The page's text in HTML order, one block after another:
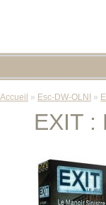
Accueil » Esc-DW-OLNI »
EXIT :